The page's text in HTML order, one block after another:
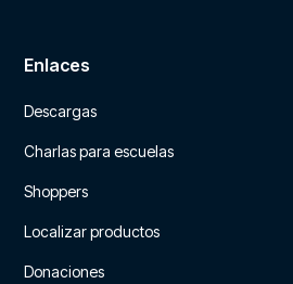
Enlaces
Descargas
Charlas para escuelas
Shoppers
Localizar productos
Donaciones